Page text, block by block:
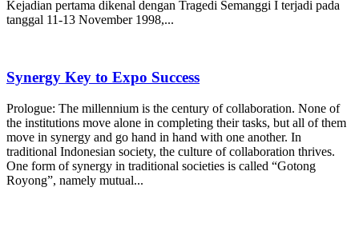
Kejadian pertama dikenal dengan Tragedi Semanggi I terjadi pada
tanggal 11-13 November 1998,...
Synergy Key to Expo Success
Prologue: The millennium is the century of collaboration. None of
the institutions move alone in completing their tasks, but all of them
move in synergy and go hand in hand with one another. In
traditional Indonesian society, the culture of collaboration thrives.
One form of synergy in traditional societies is called “Gotong
Royong”, namely mutual...